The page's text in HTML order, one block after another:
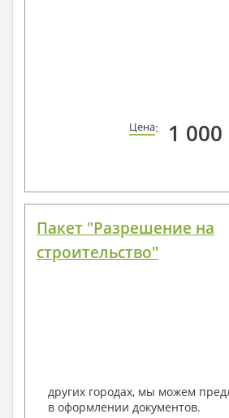
Цена: 1 000
Пакет "Разрешение на
строительство"
других городах, мы можем
в оформлении документов.